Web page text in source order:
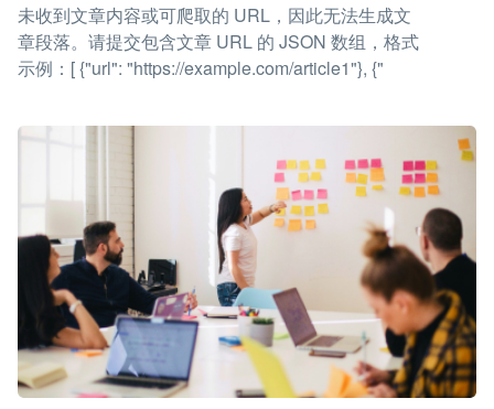
未收到文章内容或可爬取的 URL，因此无法生成文
章段落。请提交包含文章 URL 的 JSON 数组，格式
示例：[ {"url": "https://example.com/article1"}, {"